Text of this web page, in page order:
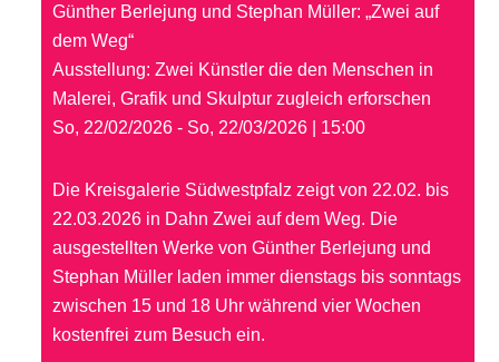
Günther Berlejung und Stephan Müller: „Zwei auf
dem Weg“
Ausstellung: Zwei Künstler die den Menschen in
Malerei, Grafik und Skulptur zugleich erforschen
So, 22/02/2026 - So, 22/03/2026 | 15:00
Die Kreisgalerie Südwestpfalz zeigt von 22.02. bis
22.03.2026 in Dahn Zwei auf dem Weg. Die
ausgestellten Werke von Günther Berlejung und
Stephan Müller laden immer dienstags bis sonntags
zwischen 15 und 18 Uhr während vier Wochen
kostenfrei zum Besuch ein.